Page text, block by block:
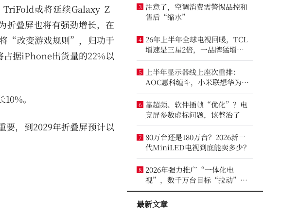
TriFold或将延续Galaxy Z
折叠屏也将有强劲增长，在
“改变游戏规则”，归功于
占据iPhone出货量的22%以
10%。
要，到2029年折叠屏预计以
3 注意了，空调消费需警惕品控和
售后“缩水”
4 26年上半年全球电视回暖，TCL
增速是三星2倍，一品牌猛增
14.8%
5
上半年显示器线上座次重排：
AOC惠科缠斗，小米联想华为进
前八
6 靠超频、软件插帧“优化”？电
竞屏参数虚标问题，该整治了
7 80万台还是180万台？2026新一
代MiniLED电视到底能卖多少？
8 2026年强力推广“一体化电
视”，数千万台目标“拉动”彩
电业？
最新文章